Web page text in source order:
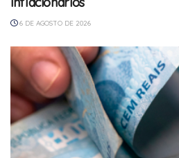
6 DE AGOSTO DE 2026